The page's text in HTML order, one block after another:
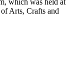
Arts, Crafts and